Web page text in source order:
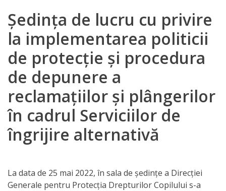
DGPDC
Subdiviziuni/Servicii
Structura
Strategia
Orarul
audienței
instituției
Ședința de lucru cu privire
la implementarea politicii
de protecție și procedura
de depunere a
reclamațiilor și plângerilor
în cadrul Serviciilor de
îngrijire alternativă
La data de 25 mai 2022, în sala de ședințe a Direcției
Generale pentru Protecția Drepturilor Copilului s-a